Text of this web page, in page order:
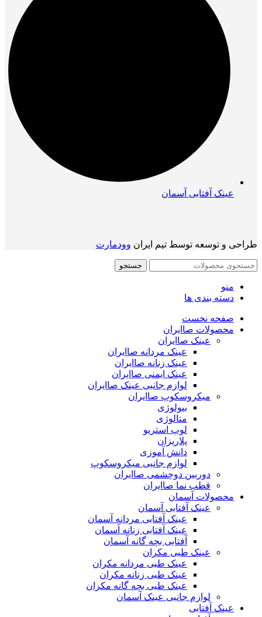
عینک آفتابی آسمان
طراحی و توسعه توسط تیم ایران وودمارت
جستجو
منو
دسته بندی ها
صفحه نخست
محصولات صاایران
عینک صاایران
عینک مردانه صاایران
عینک زنانه صاایران
عینک ایمنی صاایران
لوازم جانبی عینک صاایران
میکروسکوپ صاایران
بیولوژی
متالوژی
لوپ استریو
پلاریزان
دانش آموزی
لوازم جانبی میکروسکوپ
دوربین دوچشمی صاایران
قطب نما صاایران
محصولات آسمان
عینک آفتابی آسمان
عینک آفتابی مردانه آسمان
عینک آفتابی زنانه آسمان
آفتابی بچه گانه آسمان
عینک طبی مکران
عینک طبی مردانه مکران
عینک طبی زنانه مکران
عینک طبی بچه گانه مکران
لوازم جانبی عینک آسمان
عینک آفتابی